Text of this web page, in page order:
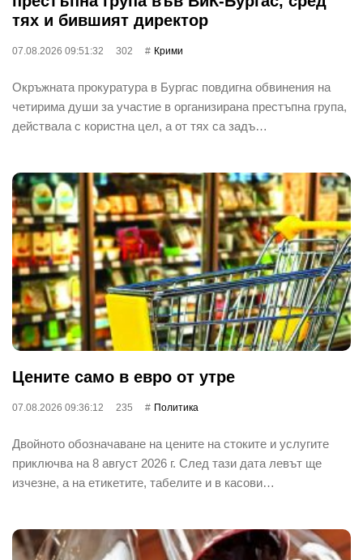
тях и бившият директор
07.08.2026 09:51:32 302 Крими
Окръжната прокуратура в Бургас повдигна обвинения на
четирима души за участие в организирана престъпна група,
действала с користна цел, а от тях са задъ…
Цените само в евро от утре
07.08.2026 09:36:12 235 Политика
Двойното обозначаване на цените на стоките и услугите
приключва на 8 август 2026 г. След тази дата левът ще
изчезне, а на етикетите, табелите и в касови…